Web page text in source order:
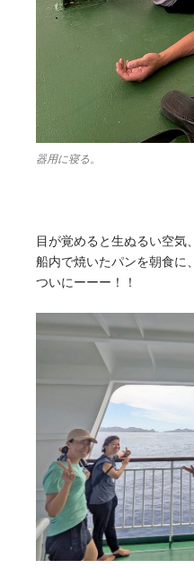
器用に寝る。
目が覚めると生ぬるい空気
船内で焼いたパンを朝食に
ついにーーー！！